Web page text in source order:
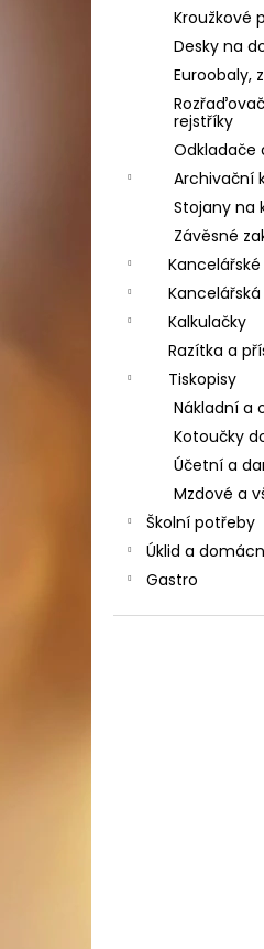
Kroužkové
Desky na
Euroobaly,
rejstříky
Odkladače
Archivační
Stojany na
Závěsné
Kalkulačky
Razítka a
Tiskopisy
Nákladní a
Kotoučky
Účetní a
Mzdové a
Školní potřeby
Úklid a
Gastro